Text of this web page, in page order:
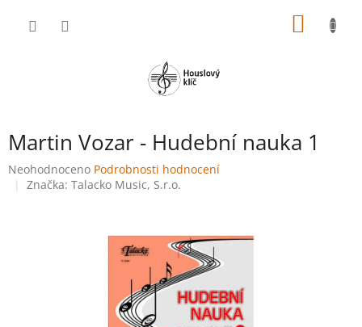
Martin Vozar - Hudební nauka 1
Průměrné
hodnocení
Neohodnoceno Podrobnosti hodnocení
Značka: Talacko Music, S.r.o.